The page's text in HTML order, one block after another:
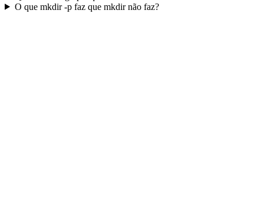
O que mkdir -p faz que mkdir não faz?